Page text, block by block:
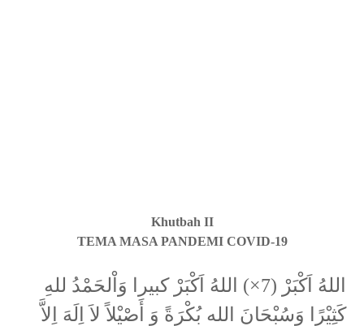
Khutbah II
TEMA MASA PANDEMI COVID-19
اللهُ اَكْبَرْ (7×) اللهُ اَكْبَرْ كبيرا وَاْلحَمْدُ للهِ
كَثِيْرًا وَسُبْحَانَ الله بُكْرَةً وَ أَصْيْلاً لاَ اِلَهَ اِلاَّ